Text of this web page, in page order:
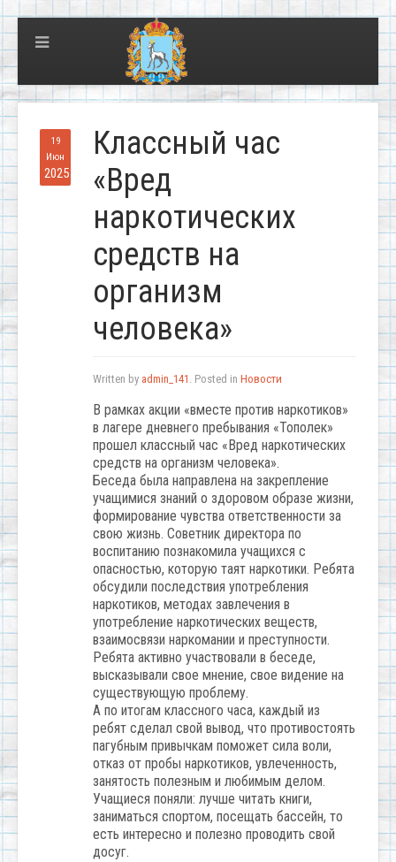
19
Июн
2025
Классный час
«Вред
наркотических
средств на
организм
человека»
Written by admin_141 . Posted in Новости
В рамках акции «вместе против наркотиков»
в лагере дневнего пребывания «Тополек»
прошел классный час «Вред наркотических
средств на организм человека».
Беседа была направлена на закрепление
учащимися знаний о здоровом образе жизни,
формирование чувства ответственности за
свою жизнь. Советник директора по
воспитанию познакомила учащихся с
опасностью, которую таят наркотики. Ребята
обсудили последствия употребления
наркотиков, методах завлечения в
употребление наркотических веществ,
взаимосвязи наркомании и преступности.
Ребята активно участвовали в беседе,
высказывали свое мнение, свое видение на
существующую проблему.
А по итогам классного часа, каждый из
ребят сделал свой вывод, что противостоять
пагубным привычкам поможет сила воли,
отказ от пробы наркотиков, увлеченность,
занятость полезным и любимым делом.
Учащиеся поняли: лучше читать книги,
заниматься спортом, посещать бассейн, то
есть интересно и полезно проводить свой
досуг.